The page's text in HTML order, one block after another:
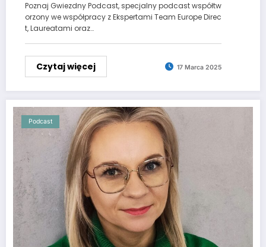
Poznaj Gwiezdny Podcast, specjalny podcast współtw
orzony we współpracy z Ekspertami Team Europe Direc
t, Laureatami oraz…
Czytaj więcej 17 Marca 2025
Podcast